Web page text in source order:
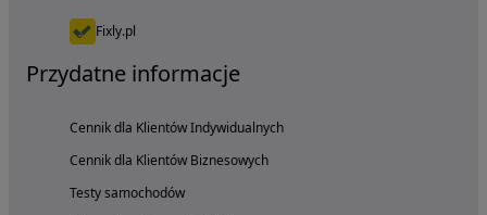
Fixly.pl
Przydatne informacje
Cennik dla Klientów Indywidualnych
Cennik dla Klientów Biznesowych
Testy samochodów